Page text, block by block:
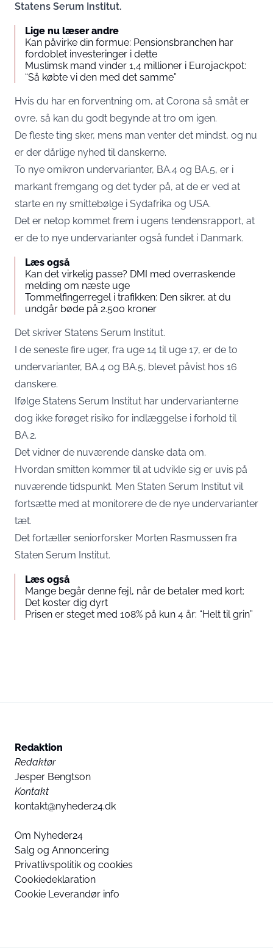
Statens Serum Institut.
Lige nu læser andre
Kan påvirke din formue: Pensionsbranchen har
fordoblet investeringer i dette
Muslimsk mand vinder 1,4 millioner i Eurojackpot:
“Så købte vi den med det samme”
Hvis du har en forventning om, at Corona så småt er
ovre, så kan du godt begynde at tro om igen.
De fleste ting sker, mens man venter det mindst, og nu
er der dårlige nyhed til danskerne.
To nye omikron undervarianter, BA.4 og BA.5, er i
markant fremgang og det tyder på, at de er ved at
starte en ny smittebølge i Sydafrika og USA.
Det er netop kommet frem i ugens tendensrapport, at
er de to nye undervarianter også fundet i Danmark.
Læs også
Kan det virkelig passe? DMI med overraskende
melding om næste uge
Tommelfingerregel i trafikken: Den sikrer, at du
undgår bøde på 2.500 kroner
Det skriver Statens Serum Institut.
I de seneste fire uger, fra uge 14 til uge 17, er de to
undervarianter, BA.4 og BA.5, blevet påvist hos 16
danskere.
Ifølge Statens Serum Institut har undervarianterne
dog ikke forøget risiko for indlæggelse i forhold til
BA.2.
Det vidner de nuværende danske data om.
Hvordan smitten kommer til at udvikle sig er uvis på
nuværende tidspunkt. Men Staten Serum Institut vil
fortsætte med at monitorere de de nye undervarianter
tæt.
Det fortæller seniorforsker Morten Rasmussen fra
Staten Serum Institut.
Læs også
Mange begår denne fejl, når de betaler med kort:
Det koster dig dyrt
Prisen er steget med 108% på kun 4 år: “Helt til grin”
Redaktion
Redaktør
Jesper Bengtson
Kontakt
kontakt@nyheder24.dk
Om Nyheder24
Salg og Annoncering
Privatlivspolitik og cookies
Cookiedeklaration
Cookie Leverandør info